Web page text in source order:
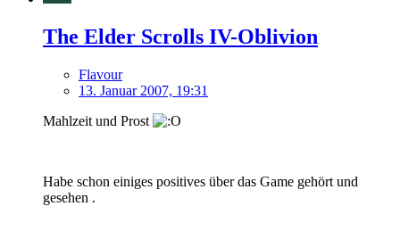
The Elder Scrolls IV-Oblivion
Flavour
13. Januar 2007, 19:31
Mahlzeit und Prost
Habe schon einiges positives über das Game gehört und
gesehen .